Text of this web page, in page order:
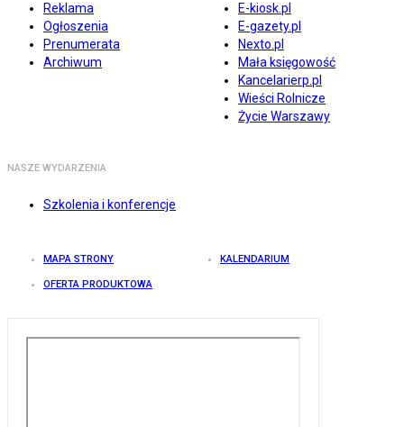
Reklama
Ogłoszenia
Prenumerata
Archiwum
E-kiosk.pl
E-gazety.pl
Nexto.pl
Mała księgowość
Kancelarierp.pl
Wieści Rolnicze
Życie Warszawy
NASZE WYDARZENIA
Szkolenia i konferencje
MAPA STRONY KALENDARIUM
OFERTA PRODUKTOWA